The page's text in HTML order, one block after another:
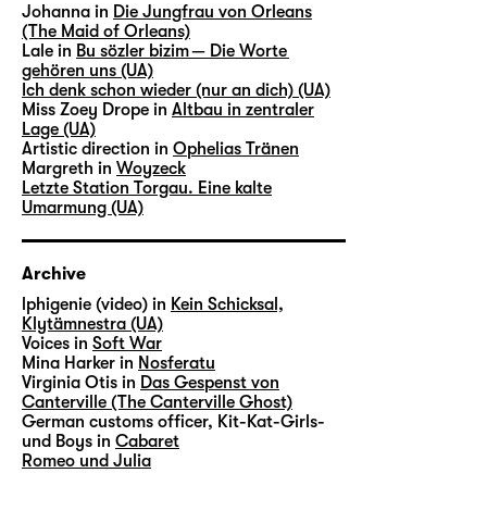
Johanna in Die Jungfrau von Orleans
(The Maid of Orleans)
Lale in Bu sözler bizim — Die Worte
gehören uns (UA)
Ich denk schon wieder (nur an dich) (UA)
Miss Zoey Drope in Altbau in zentraler
Lage (UA)
Artistic direction in Ophelias Tränen
Margreth in Woyzeck
Letzte Station Torgau. Eine kalte
Umarmung (UA)
Archive
lphigenie (video) in Kein Schicksal,
Klytämnestra (UA)
Voices in Soft War
Mina Harker in Nosferatu
Virginia Otis in Das Gespenst von
Canterville (The Canterville Ghost)
German customs officer, Kit-Kat-Girls-
und Boys in Cabaret
Romeo und Julia